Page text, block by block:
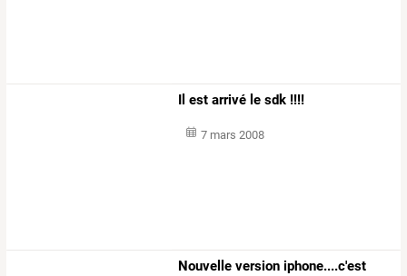
Il est arrivé le sdk !!!!
7 mars 2008
Nouvelle version iphone....c'est